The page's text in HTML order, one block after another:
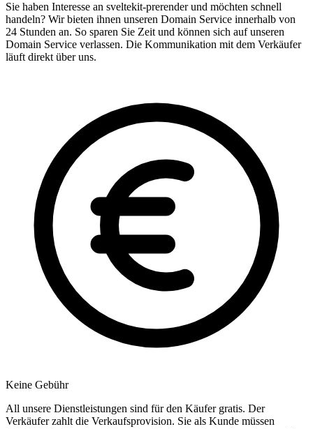
Sie haben Interesse an sveltekit-prerender und möchten schnell
handeln? Wir bieten ihnen unseren Domain Service innerhalb von
24 Stunden an. So sparen Sie Zeit und können sich auf unseren
Domain Service verlassen. Die Kommunikation mit dem Verkäufer
läuft direkt über uns.
Keine Gebühr
All unsere Dienstleistungen sind für den Käufer gratis. Der
Verkäufer zahlt die Verkaufsprovision. Sie als Kunde müssen